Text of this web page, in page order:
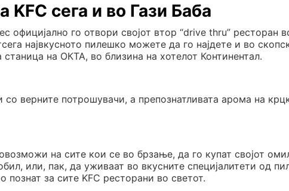
сега и во Гази Баба
официјално го отвори својот втор “drive thru” ресторан
највкусното пилешко можете да го најдете и во
на ОКТА, во близина на хотелот Континентал.
верните потрошувачи, а препознатливата арома на
на сите кои се во брзање, да го купат својот
или, пак, да уживаат во вкусните специјалитети од
познат за сите KFC ресторани во светот.